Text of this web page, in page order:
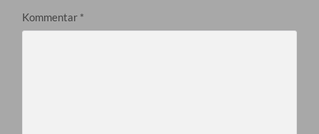
Kommentar *